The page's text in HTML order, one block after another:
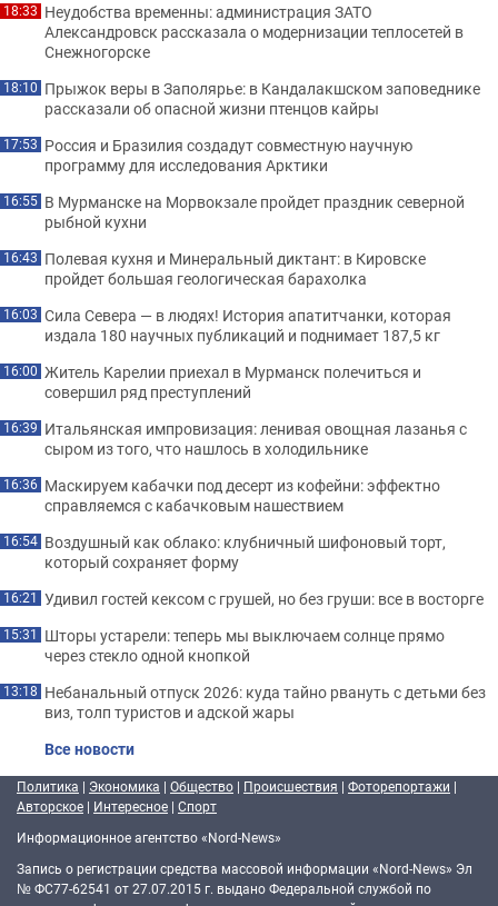
18:33 Неудобства временны: администрация ЗАТО
Александровск рассказала о модернизации теплосетей в
Снежногорске
18:10 Прыжок веры в Заполярье: в Кандалакшском заповеднике
рассказали об опасной жизни птенцов кайры
17:53 Россия и Бразилия создадут совместную научную
программу для исследования Арктики
16:55 В Мурманске на Морвокзале пройдет праздник северной
рыбной кухни
16:43 Полевая кухня и Минеральный диктант: в Кировске
пройдет большая геологическая барахолка
16:03 Сила Севера — в людях! История апатитчанки, которая
издала 180 научных публикаций и поднимает 187,5 кг
16:00 Житель Карелии приехал в Мурманск полечиться и
совершил ряд преступлений
16:39 Итальянская импровизация: ленивая овощная лазанья с
сыром из того, что нашлось в холодильнике
16:36 Маскируем кабачки под десерт из кофейни: эффектно
справляемся с кабачковым нашествием
16:54 Воздушный как облако: клубничный шифоновый торт,
который сохраняет форму
16:21 Удивил гостей кексом с грушей, но без груши: все в восторге
15:31 Шторы устарели: теперь мы выключаем солнце прямо
через стекло одной кнопкой
13:18 Небанальный отпуск 2026: куда тайно рвануть с детьми без
виз, толп туристов и адской жары
Все новости
Политика | Экономика | Общество | Происшествия | Фоторепортажи |
Авторское | Интересное | Спорт
Информационное агентство «Nord-News»
Запись о регистрации средства массовой информации «Nord-News» Эл
№ ФС77-62541 от 27.07.2015 г. выдано Федеральной службой по